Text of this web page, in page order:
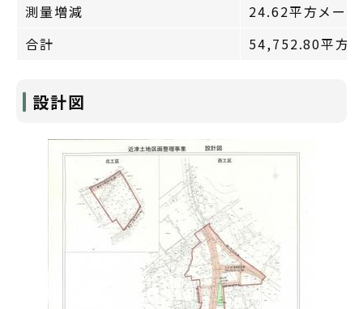
測量増減
24.62平方メー
合計
54,752.80平方
設計図